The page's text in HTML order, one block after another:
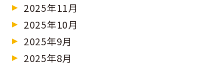
2025年11月
2025年10月
2025年9月
2025年8月